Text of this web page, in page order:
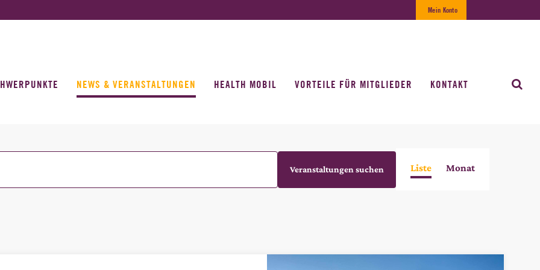
Mein Konto
NEWS & VERANSTALTUNGEN HEALTH MOBIL VORTEILE FÜR MITGLIEDER KONTAKT
Veranstaltungen suchen
ANSICHTEN-
Liste Monat